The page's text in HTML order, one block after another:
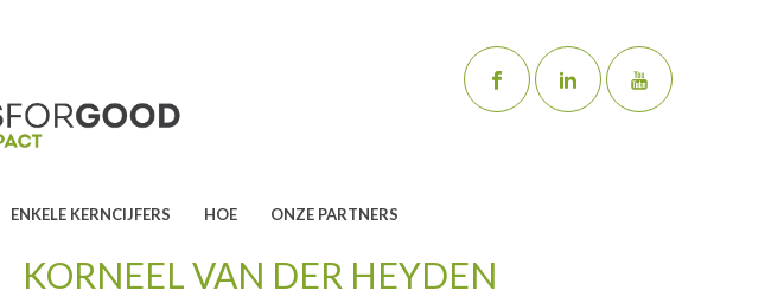
ENKELE KERNCIJFERS HOE ONZE PARTNERS
KORNEEL VAN DER HEYDEN